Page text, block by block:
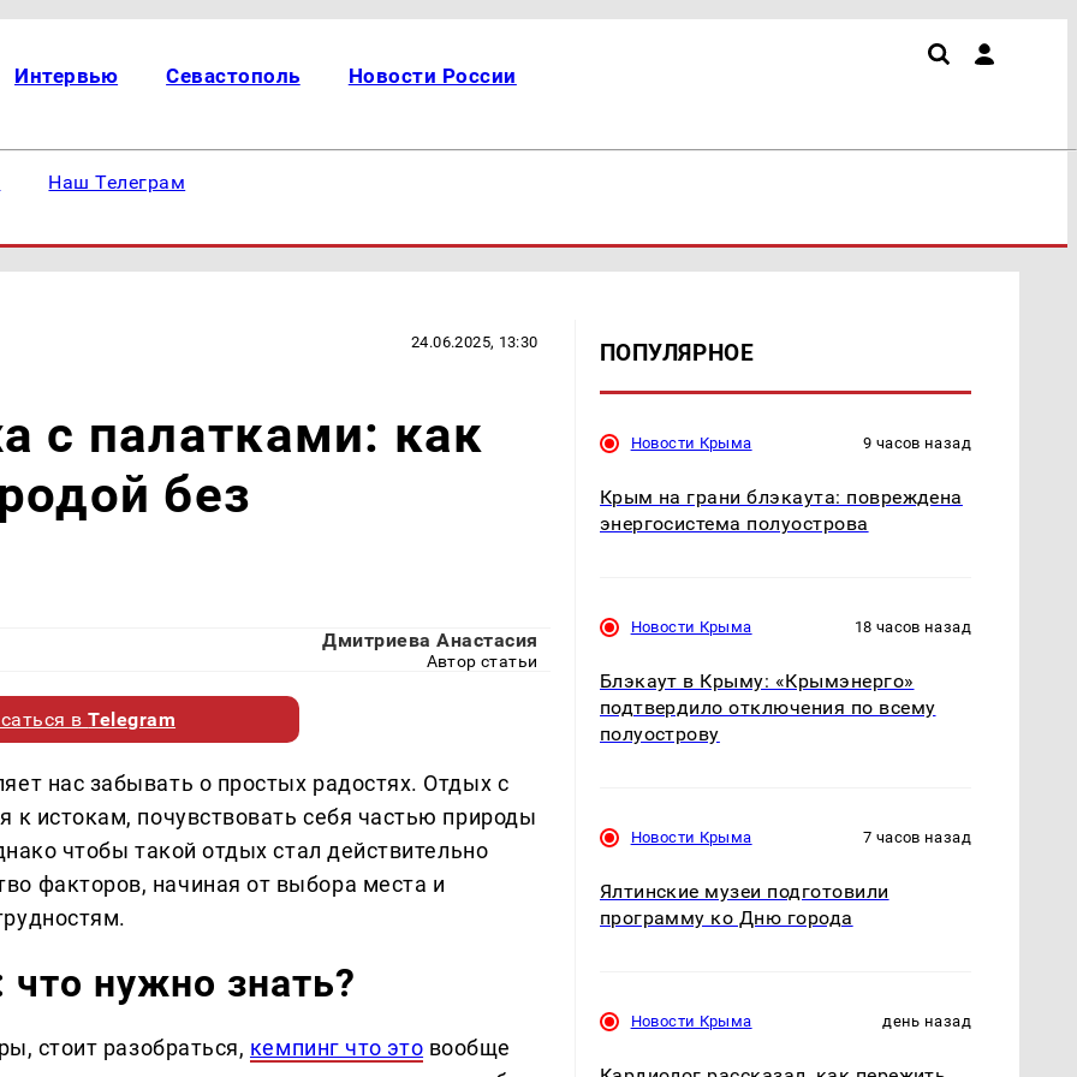
Интервью Севастополь Новости России
Наш Телеграм
24.06.2025, 13:30
с палатками: как
без
Дмитриева Анастасия
Автор статьи
вTelegram
нас забывать о простых радостях. Отдых с
к истокам, почувствовать себя частью природы
чтобы такой отдых стал действительно
факторов, начиная от выбора места и
что нужно знать?
стоит разобраться, кемпинг что это вообще
ПОПУЛЯРНОЕ
Новости Крыма 9 часов назад
Крым на грани блэкаута: повреждена
энергосистема полуострова
Новости Крыма 18 часов назад
Блэкаут в Крыму: «Крымэнерго»
подтвердило отключения по всему
полуострову
Новости Крыма 7 часов назад
Ялтинские музеи подготовили
программу ко Дню города
Новости Крыма день назад